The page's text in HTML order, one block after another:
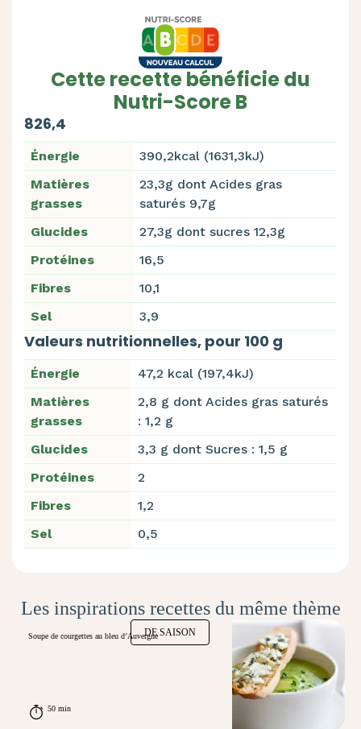
Cette recette bénéficie du
Nutri-Score B
826,4
Énergie
390,2kcal (1631,3kJ)
Matières
grasses
23,3g dont Acides gras
saturés 9,7g
Glucides
27,3g dont sucres 12,3g
Protéines
16,5
Fibres
10,1
Sel
3,9
Valeurs nutritionnelles, pour 100 g
Énergie
47,2 kcal (197,4kJ)
Matières
grasses
2,8 g dont Acides gras saturés
: 1,2 g
Glucides
3,3 g dont Sucres : 1,5 g
Protéines
2
Fibres
1,2
Sel
0,5
Les inspirations recettes du même thème
DE SAISON
Soupe de courgettes au bleu d’Auvergne
50 min